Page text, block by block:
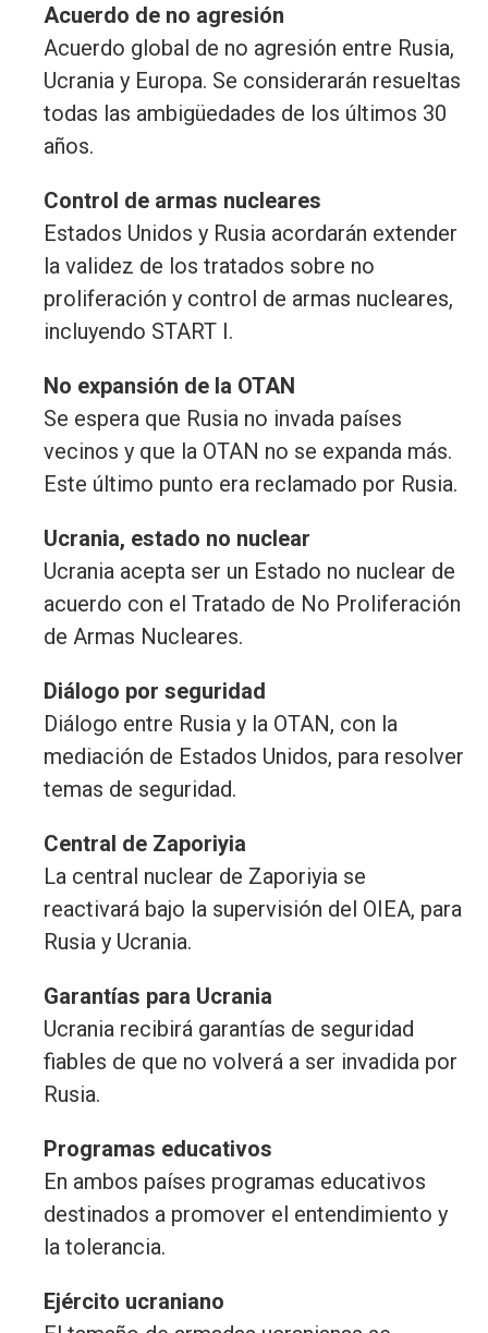
Acuerdo de no agresión
Acuerdo global de no agresión entre Rusia,
Ucrania y Europa. Se considerarán resueltas
todas las ambigüedades de los últimos 30
años.
Control de armas nucleares
Estados Unidos y Rusia acordarán extender
la validez de los tratados sobre no
proliferación y control de armas nucleares,
incluyendo START I.
No expansión de la OTAN
Se espera que Rusia no invada países
vecinos y que la OTAN no se expanda más.
Este último punto era reclamado por Rusia.
Ucrania, estado no nuclear
Ucrania acepta ser un Estado no nuclear de
acuerdo con el Tratado de No Proliferación
de Armas Nucleares.
Diálogo por seguridad
Diálogo entre Rusia y la OTAN, con la
mediación de Estados Unidos, para resolver
temas de seguridad.
Central de Zaporiyia
La central nuclear de Zaporiyia se
reactivará bajo la supervisión del OIEA, para
Rusia y Ucrania.
Garantías para Ucrania
Ucrania recibirá garantías de seguridad
fiables de que no volverá a ser invadida por
Rusia.
Programas educativos
En ambos países programas educativos
destinados a promover el entendimiento y
la tolerancia.
Ejército ucraniano